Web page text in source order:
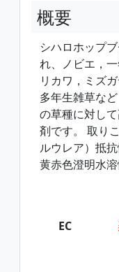
概要
シハロホップ
れ、ノビエ，
リカワ，ミズ
多年生雑草な
の草種に対し
剤です。 取り
ルウレア）抵
黄赤色澄明水溶
EC